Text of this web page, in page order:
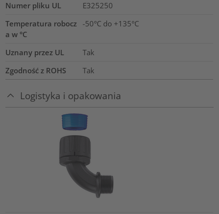
Numer pliku UL
E325250
Temperatura robocz
a w °C
-50°C do +135°C
Uznany przez UL
Tak
Zgodność z ROHS
Tak
Logistyka i opakowania